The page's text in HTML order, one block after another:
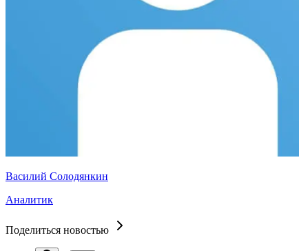
Василий Солодянкин
Аналитик
Поделиться новостью